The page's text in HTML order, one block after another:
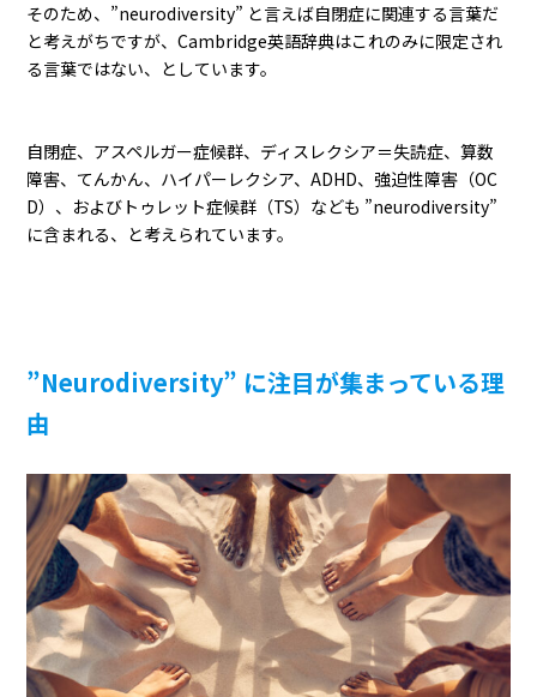
そのため、”neurodiversity” と言えば自閉症に関連する言葉だ
と考えがちですが、Cambridge英語辞典はこれのみに限定され
る言葉ではない、としています。
自閉症、アスペルガー症候群、ディスレクシア＝失読症、算数
障害、てんかん、ハイパーレクシア、ADHD、強迫性障害（OC
D）、およびトゥレット症候群（TS）なども ”neurodiversity”
に含まれる、と考えられています。
”Neurodiversity” に注目が集まっている理
由